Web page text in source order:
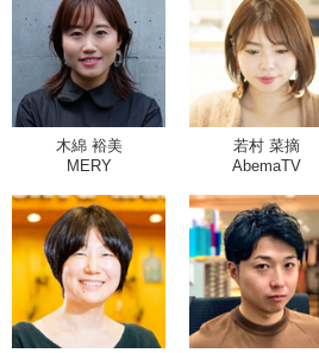
木綿 裕美
MERY
若村 菜摘
AbemaTV